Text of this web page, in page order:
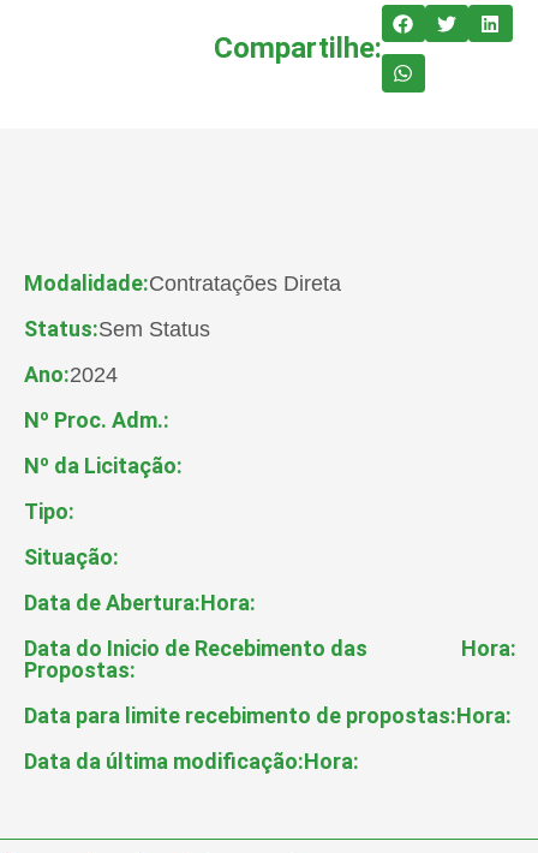
Compartilhe:
Modalidade:Contratações Direta
Status:Sem Status
Ano:2024
Nº Proc. Adm.:
Nº da Licitação:
Tipo:
Situação:
Data de Abertura:Hora:
Data do Inicio de Recebimento das
Propostas:
Hora:
Data para limite recebimento de propostas:Hora:
Data da última modificação:Hora: